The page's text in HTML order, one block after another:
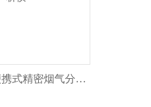
GA-21plus便携式精密烟气分析仪